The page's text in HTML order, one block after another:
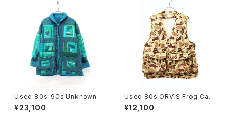
Used 80s-90s Unknown T
urquoise Quilt Patch Work
Padded Jacket Size L-XL
¥23,100
Used 80s ORVIS Frog Cam
o Hunting Gimmick Vest Si
ze L 古着
¥12,100